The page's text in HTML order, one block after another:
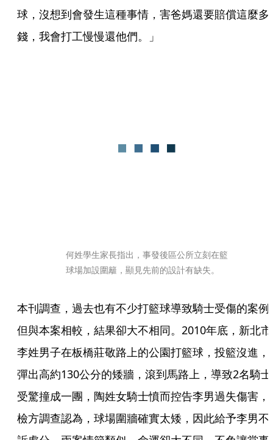
球，沒想到會發生這種事情，害爸媽還要賠償這麼多
錢，我會打工慢慢還他們。」
何姓學生家長指出，事發後區公所立刻在籃
球場加設圍籬，顯見先前的設計有缺失。
本刊調查，過去也有不少打籃球導致騎士受傷的案例
但與本案相較，結果卻大不相同。2010年底，新北市
李姓男子在板橋莊敬路上的公園打籃球，投籃沒進，
彈出高約130公分的矮牆，滾到馬路上，導致2名騎士
受驚撞成一團，陶姓女騎士憤而控告李男過失傷害，
檢方調查認為，球場圍牆確實太矮，因此給予李男不